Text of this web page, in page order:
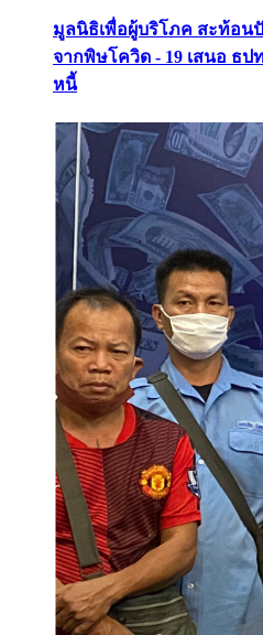
มูลนิธิเพื่อผู้บริโภค สะท้อน
จากพิษโควิด - 19 เสนอ ธ
หนี้